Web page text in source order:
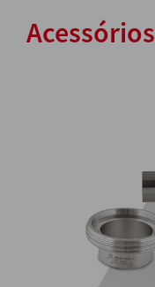
Acessórios